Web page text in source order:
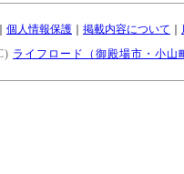
個人情報保護 掲載内容について
ライフロード（御殿場市・小